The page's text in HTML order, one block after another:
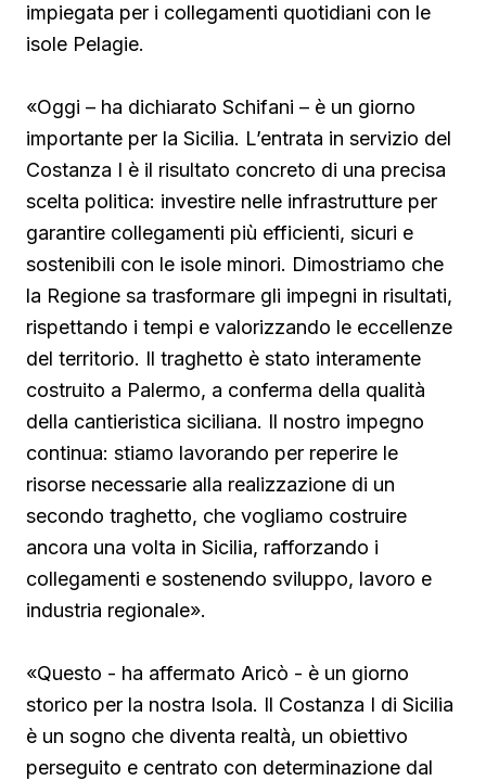
impiegata per i collegamenti quotidiani con le
isole Pelagie.
«Oggi – ha dichiarato Schifani – è un giorno
importante per la Sicilia. L’entrata in servizio del
Costanza I è il risultato concreto di una precisa
scelta politica: investire nelle infrastrutture per
garantire collegamenti più efficienti, sicuri e
sostenibili con le isole minori. Dimostriamo che
la Regione sa trasformare gli impegni in risultati,
rispettando i tempi e valorizzando le eccellenze
del territorio. Il traghetto è stato interamente
costruito a Palermo, a conferma della qualità
della cantieristica siciliana. Il nostro impegno
continua: stiamo lavorando per reperire le
risorse necessarie alla realizzazione di un
secondo traghetto, che vogliamo costruire
ancora una volta in Sicilia, rafforzando i
collegamenti e sostenendo sviluppo, lavoro e
industria regionale».
«Questo - ha affermato Aricò - è un giorno
storico per la nostra Isola. Il Costanza I di Sicilia
è un sogno che diventa realtà, un obiettivo
perseguito e centrato con determinazione dal